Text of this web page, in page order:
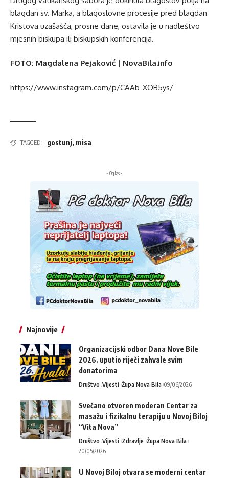
blagdan sv. Marka, a blagoslovne procesije pred blagdan
Kristova uzašašća, prosne dane, ostavila je u nadleštvo
mjesnih biskupa ili biskupskih konferencija.
FOTO: Magdalena Pejaković | NovaBila.info
https://www.instagram.com/p/CAAb-XOB5ys/
TAGGED: gostunj, misa
- Oglas -
Najnovije
Organizacijski odbor Dana Nove Bile
2026. uputio riječi zahvale svim
donatorima
Društvo Vijesti Župa Nova Bila 09/06/2026
Svečano otvoren moderan Centar za
masažu i fizikalnu terapiju u Novoj Biloj
“Vita Nova”
Društvo Vijesti Zdravlje Župa Nova Bila
20/05/2026
U Novoj Biloj otvara se moderni centar